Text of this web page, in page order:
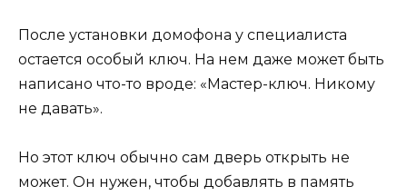
После установки домофона у специалиста
остается особый ключ. На нем даже может быть
написано что-то вроде: «Мастер-ключ. Никому
не давать».
Но этот ключ обычно сам дверь открыть не
может. Он нужен, чтобы добавлять в память